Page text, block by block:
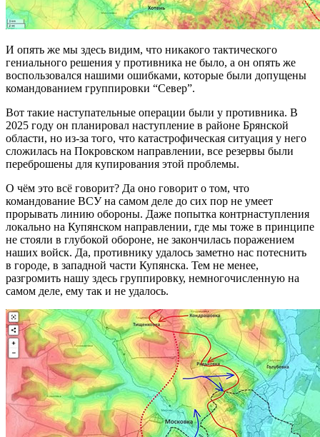
И опять же мы здесь видим, что никакого тактического
гениального решения у противника не было, а он опять же
воспользовался нашими ошибками, которые были допущены
командованием группировки “Север”.
Вот такие наступательные операции были у противника. В
2025 году он планировал наступление в районе Брянской
области, но из-за того, что катастрофическая ситуация у него
сложилась на Покровском направлении, все резервы были
переброшены для купирования этой проблемы.
О чём это всё говорит? Да оно говорит о том, что
командование ВСУ на самом деле до сих пор не умеет
прорывать линию обороны. Даже попытка контрнаступления
локально на Купянском направлении, где мы тоже в принципе
не стояли в глубокой обороне, не закончилась поражением
наших войск. Да, противнику удалось заметно нас потеснить
в городе, в западной части Купянска. Тем не менее,
разгромить нашу здесь группировку, немногочисленную на
самом деле, ему так и не удалось.